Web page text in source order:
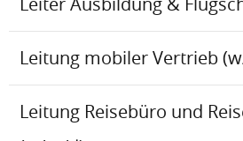
Leitung mobiler Vertrieb
Leitung Reisebüro und